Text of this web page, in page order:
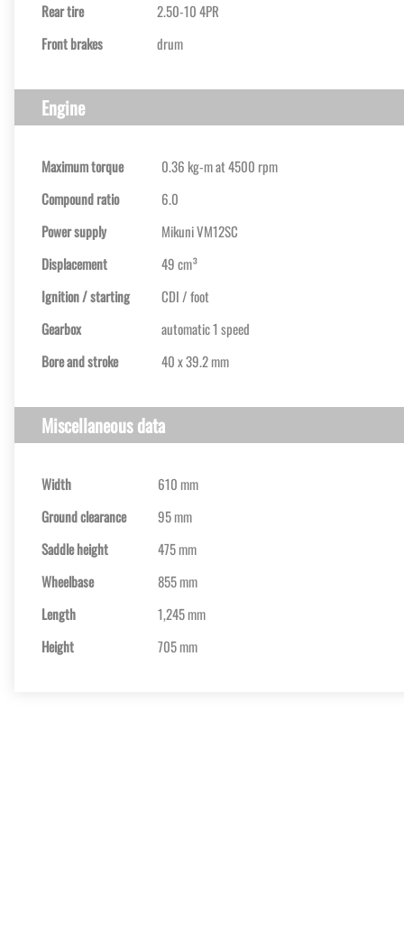
Rear tire
2.50-10 4PR
Front brakes
drum
Engine
Maximum torque
0.36 kg-m at 4500 rpm
Compound ratio
6.0
Power supply
Mikuni VM12SC
Displacement
49 cm³
Ignition / starting
CDI / foot
Gearbox
automatic 1 speed
Bore and stroke
40 x 39.2 mm
Miscellaneous data
Width
610 mm
Ground clearance
95 mm
Saddle height
475 mm
Wheelbase
855 mm
Length
1,245 mm
Height
705 mm